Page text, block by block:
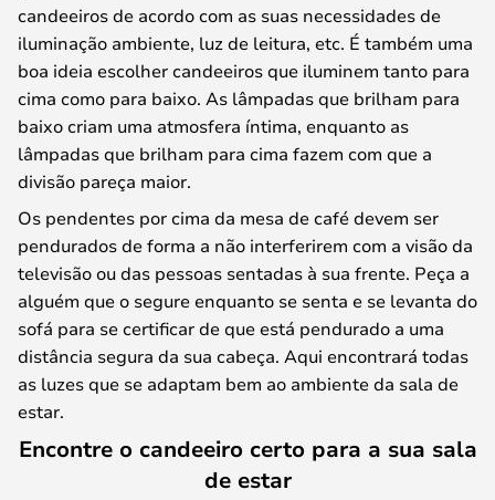
candeeiros de acordo com as suas necessidades de
iluminação ambiente, luz de leitura, etc. É também uma
boa ideia escolher candeeiros que iluminem tanto para
cima como para baixo. As lâmpadas que brilham para
baixo criam uma atmosfera íntima, enquanto as
lâmpadas que brilham para cima fazem com que a
divisão pareça maior.
Os pendentes por cima da mesa de café devem ser
pendurados de forma a não interferirem com a visão da
televisão ou das pessoas sentadas à sua frente. Peça a
alguém que o segure enquanto se senta e se levanta do
sofá para se certificar de que está pendurado a uma
distância segura da sua cabeça. Aqui encontrará todas
as luzes que se adaptam bem ao ambiente da sala de
estar.
Encontre o candeeiro certo para a sua sala
de estar